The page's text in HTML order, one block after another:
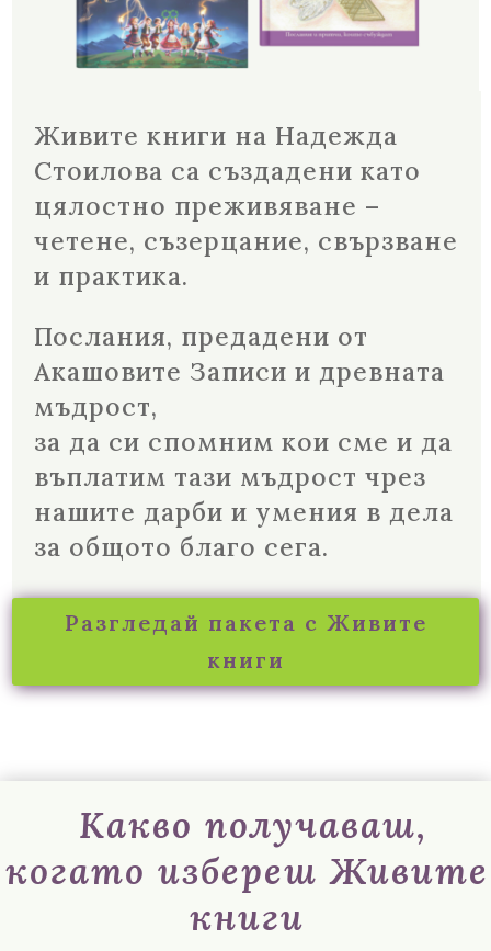
Живите книги на Надежда
Стоилова са създадени като
цялостно преживяване –
четене, съзерцание, свързване
и практика.
Послания, предадени от
Акашовите Записи и древната
мъдрост,
за да си спомним кои сме и да
въплатим тази мъдрост чрез
нашите дарби и умения в дела
за общото благо сега.
Разгледай пакета с Живите
книги
Какво получаваш,
когато избереш Живите
книги